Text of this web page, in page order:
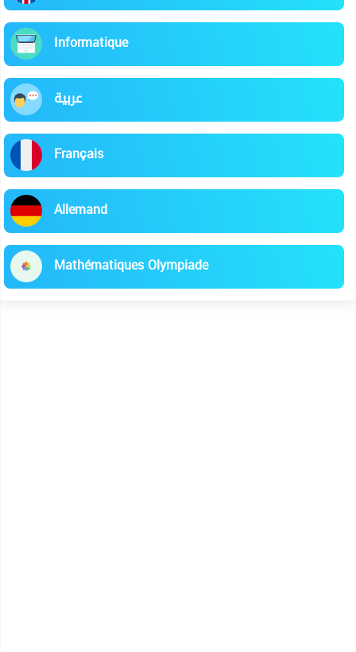
Informatique
عربية
Français
Allemand
Mathématiques Olympiade